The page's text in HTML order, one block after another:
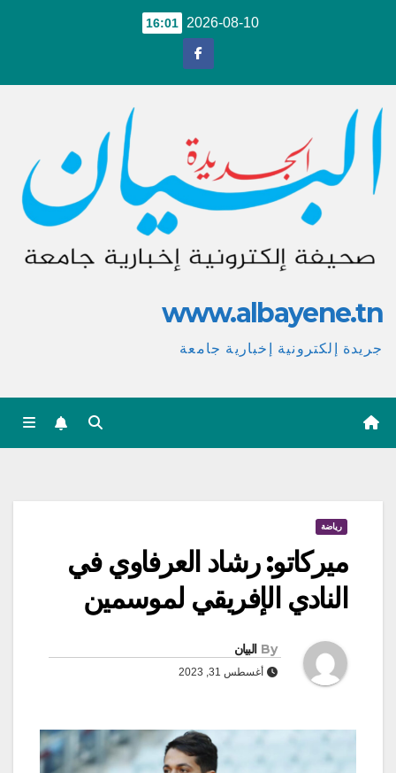
2026-08-10
16:01
www.albayene.tn
جريدة إلكترونية إخبارية جامعة
رياضة
ميركاتو: رشاد العرفاوي في
النادي الإفريقي لموسمين
By البيان
أغسطس 31, 2023